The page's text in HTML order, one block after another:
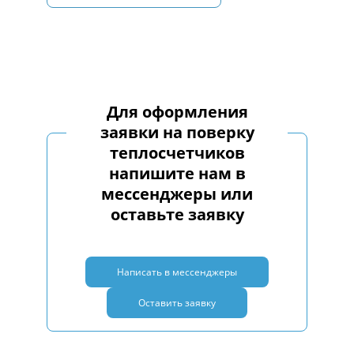
Для оформления
заявки на поверку
теплосчетчиков
напишите нам в
мессенджеры или
оставьте заявку
Написать в мессенджеры
Оставить заявку